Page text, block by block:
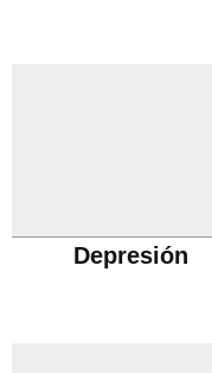
Depresión